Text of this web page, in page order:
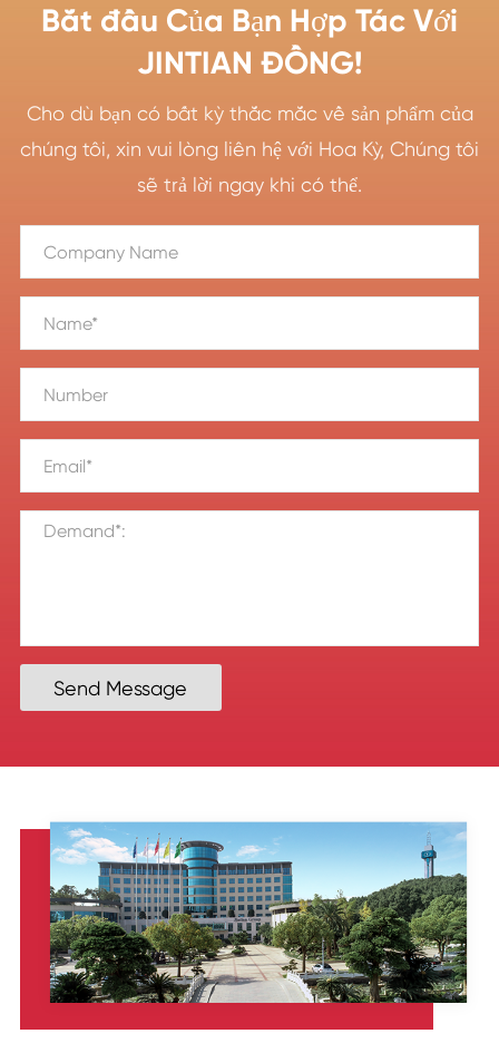
Bắt đầu Của Bạn Hợp Tác Với
JINTIAN ĐỒNG!
Cho dù bạn có bất kỳ thắc mắc về sản phẩm của
chúng tôi, xin vui lòng liên hệ với Hoa Kỳ, Chúng tôi
sẽ trả lời ngay khi có thể.
Send Message